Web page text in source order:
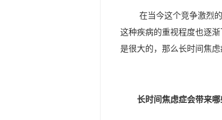
在当今这个竞争激烈
这种疾病的重视程度也逐
是很大的，那么长时间焦
长时间焦虑症会带来哪